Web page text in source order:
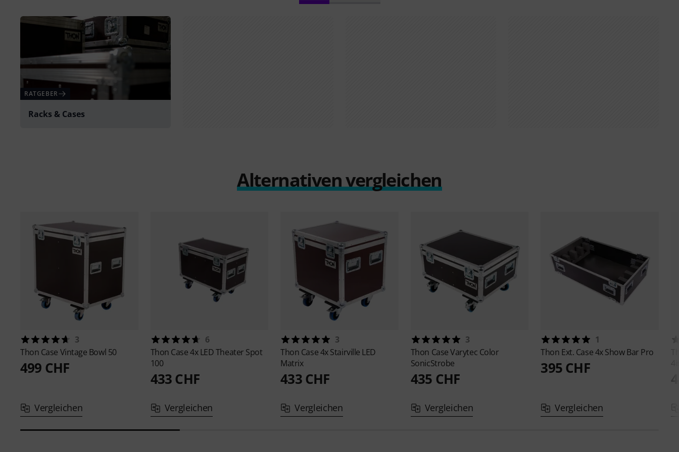
RATGEBER
Racks & Cases
Alternativen vergleichen
3
Thon Case Vintage Bowl 50
499 CHF
Vergleichen
6
Thon Case 4x LED Theater Spot
100
433 CHF
Vergleichen
3
Thon Case 4x Stairville LED
Matrix
433 CHF
Vergleichen
3
Thon Case Varytec Color
SonicStrobe
435 CHF
Vergleichen
1
Thon Ext. Case 4x Show Bar Pro
395 CHF
Vergleichen